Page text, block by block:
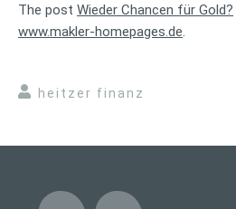
The post Wieder Chancen für Gold?
www.makler-homepages.de.
heitzer finanz